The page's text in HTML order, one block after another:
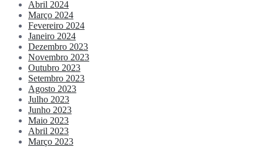
Abril 2024
Março 2024
Fevereiro 2024
Janeiro 2024
Dezembro 2023
Novembro 2023
Outubro 2023
Setembro 2023
Agosto 2023
Julho 2023
Junho 2023
Maio 2023
Abril 2023
Março 2023